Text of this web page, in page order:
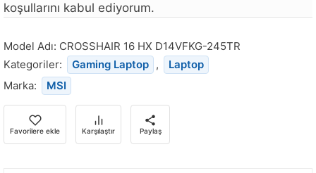
koşullarını kabul ediyorum.
ürün
stoğa
döndüğünde
bildirim
almak
için
e-
Model Adı: CROSSHAIR 16 HX D14VFKG-245TR
Kategoriler:
Gaming Laptop ,
Laptop
Marka:
MSI
Favorilere ekle Karşılaştır Paylaş